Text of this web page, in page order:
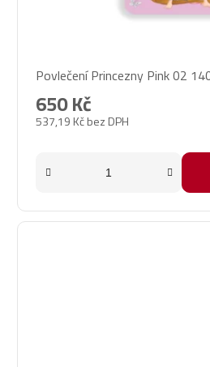
hodnocení
produktu
je
Povlečení Princezny Pink 02
537,19 Kč bez DPH
650 Kč